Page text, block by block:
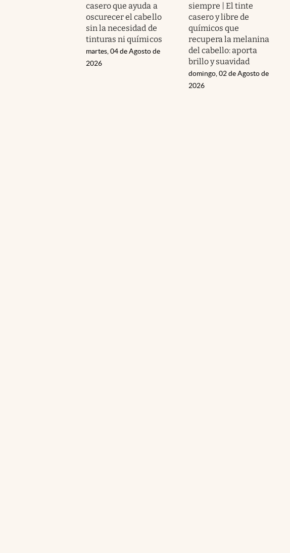
casero que ayuda a
oscurecer el cabello
sin la necesidad de
tinturas ni químicos
martes, 04 de Agosto de
2026
siempre | El tinte
casero y libre de
químicos que
recupera la melanina
del cabello: aporta
brillo y suavidad
domingo, 02 de Agosto de
2026